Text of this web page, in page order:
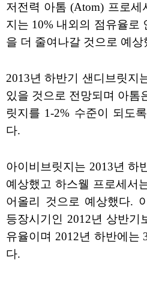
저전력 아톰 (Atom) 프로세
지는 10% 내외의 점유율로
을 더 줄여나갈 것으로 예상
2013년 하반기 샌디브릿지
있을 것으로 전망되며 아톰
릿지를 1-2% 수준이 되도
다.
아이비브릿지는 2013년 하
예상했고 하스웰 프로세서
어올리 것으로 예상했다.
등장시기인 2012년 상반기
유율이며 2012년 하반에는
다.